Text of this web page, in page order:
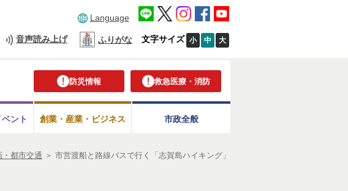
Language
音声読み上げ ふりがな 文字サイズ 小 中 大
防災情報 救急医療・消防
ベント 創業・産業・ビジネス 市政全般
・都市交通 ＞ 市営渡船と路線バスで行く「志賀島ハイキング」